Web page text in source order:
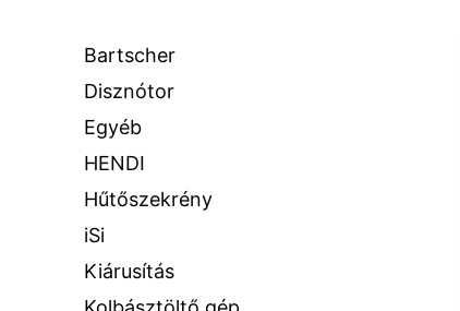
Bartscher
Disznótor
Egyéb
HENDI
Hűtőszekrény
iSi
Kiárusítás